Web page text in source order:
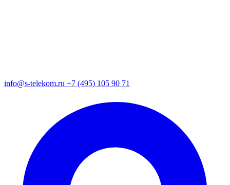
info@s-telekom.ru +7 (495) 105 90 71